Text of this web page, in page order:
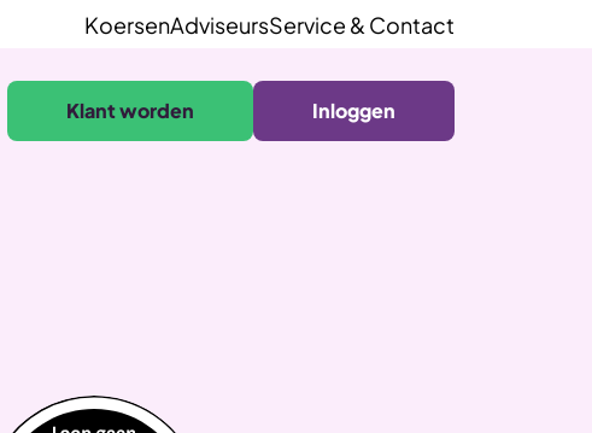
KoersenAdviseursService & Contact
Klant worden Inloggen